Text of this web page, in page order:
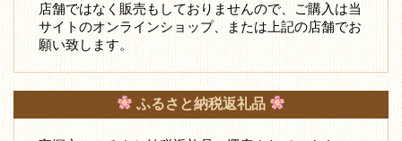
店舗ではなく販売もしておりませんので、ご購入は当
サイトのオンラインショップ、または上記の店舗でお
願い致します。
ふるさと納税返礼品